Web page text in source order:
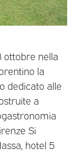
ottobre nella
la
dedicato alle
a
Si
hotel 5